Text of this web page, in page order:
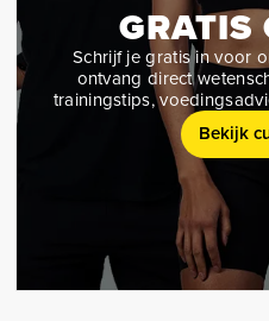
GRATIS
Schrijf je gratis in voor
ontvang direct
trainingstips,
Bekijk